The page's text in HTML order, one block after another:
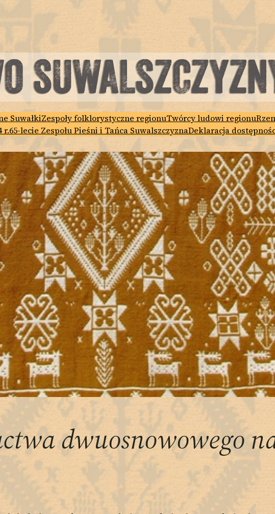
SuwałkiZespoły folklorystyczne regionuTwórcy ludowi regionu
r.65-lecie Zespołu Pieśni i Tańca SuwalszczyznaDeklaracja
dwuosnowowego